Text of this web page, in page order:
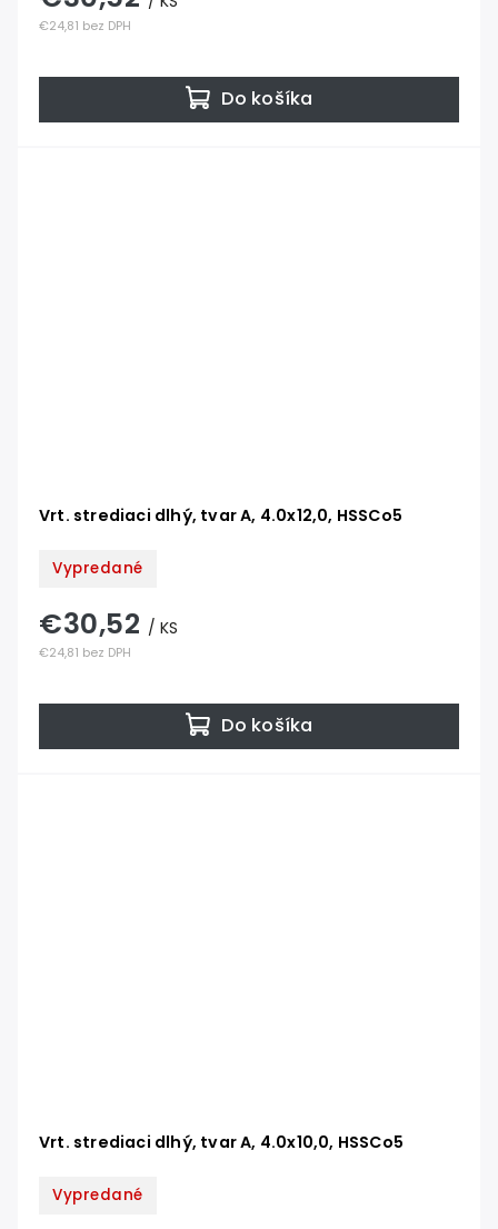
€24,81 bez DPH
Do košíka
Vrt. strediaci dlhý, tvar A, 4.0x12,0, HSSCo5
Vypredané
€24,81 bez DPH
€30,52 / KS
Do košíka
Vrt. strediaci dlhý, tvar A, 4.0x10,0, HSSCo5
Vypredané